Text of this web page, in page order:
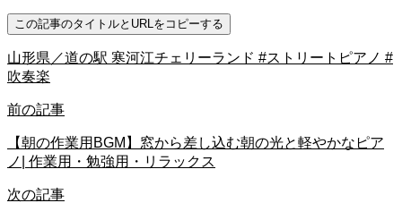
この記事のタイトルとURLをコピーする
山形県／道の駅 寒河江チェリーランド #ストリートピアノ #
吹奏楽
前の記事
【朝の作業用BGM】窓から差し込む朝の光と軽やかなピア
ノ| 作業用・勉強用・リラックス
次の記事